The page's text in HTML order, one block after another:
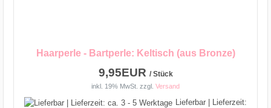
Haarperle - Bartperle: Keltisch (aus Bronze)
9,95EUR / Stück
inkl. 19% MwSt. zzgl. Versand
Lieferbar | Lieferzeit: